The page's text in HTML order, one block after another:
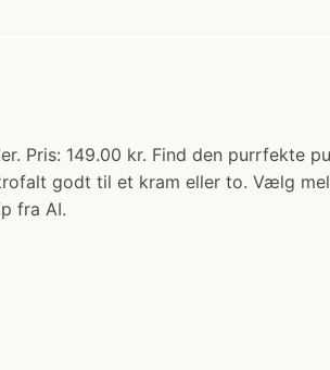
Pris: 149.00 kr. Find den purrfekte
godt til et kram eller to. Vælg
fra AI.